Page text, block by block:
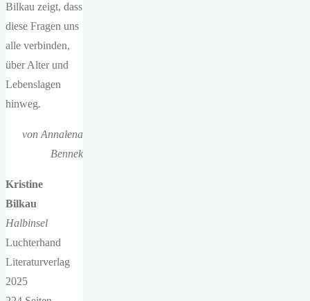
Bilkau zeigt, dass
diese Fragen uns
alle verbinden,
über Alter und
Lebenslagen
hinweg.
von Annalena
Bennek
Kristine
Bilkau
Halbinsel
Luchterhand
Literaturverlag
2025